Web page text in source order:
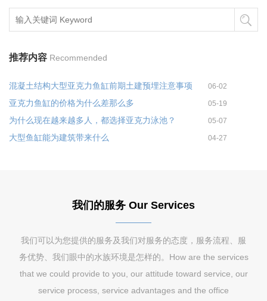
推荐内容 Recommended
混凝土结构大型亚克力鱼缸前期土建预埋注意事项 06-02
亚克力鱼缸的价格为什么差那么多 05-19
为什么现在越来越多人，都选择亚克力泳池？ 05-07
大型鱼缸能为建筑带来什么 04-27
我们的服务 Our Services
我们可以为您提供的服务及我们对服务的态度，服务流程、服
务优势、我们眼中的水族环境是怎样的。How are the services
that we could provide to you, our attitude toward service, our
service process, service advantages and the office